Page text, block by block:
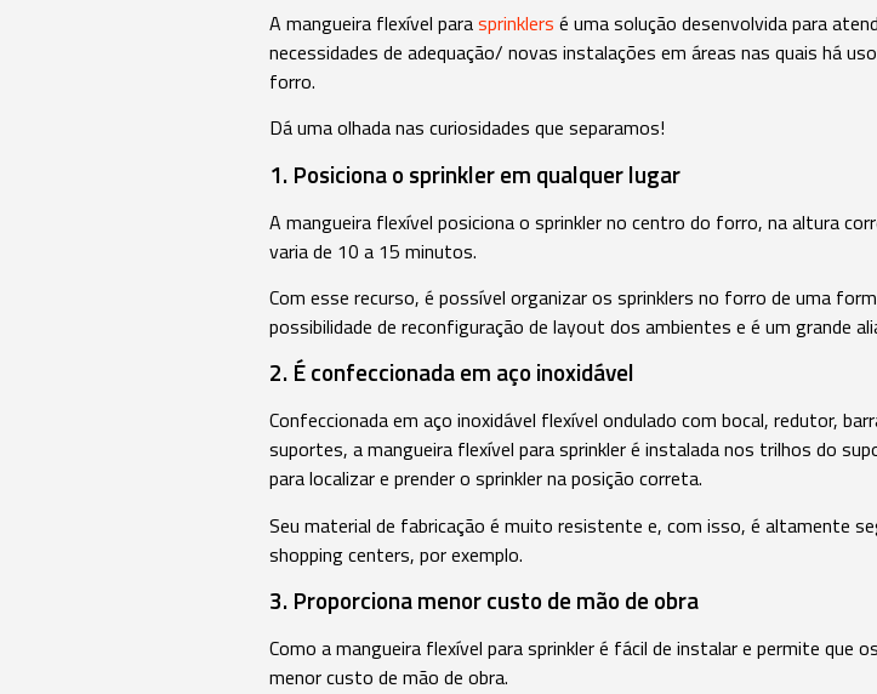
A mangueira flexível parasprinklers é uma solução desenvolvida para
necessidades de adequação/ novas instalações em áreas nas quais há
forro.
Dá uma olhada nas curiosidades que separamos!
1. Posiciona o sprinkler em qualquer lugar
A mangueira flexível posiciona o sprinkler no centro do forro, na altura
varia de 10 a 15 minutos.
Com esse recurso, é possível organizar os sprinklers no forro de uma
possibilidade de reconfiguração de layout dos ambientes e é um grande
2. É confeccionada em aço inoxidável
Confeccionada em aço inoxidável flexível ondulado com bocal, redutor,
suportes, a mangueira flexível para sprinkler é instalada nos trilhos do
para localizar e prender o sprinkler na posição correta.
Seu material de fabricação é muito resistente e, com isso, é altamente
shopping centers, por exemplo.
3. Proporciona menor custo de mão de obra
Como a mangueira flexível para sprinkler é fácil de instalar e permite que
menor custo de mão de obra.